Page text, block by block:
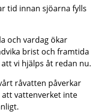
tid innan sjöarna fylls
och vardag ökar
brist och framtida
vi hjälps åt redan nu.
råvatten påverkar
vattenverket inte